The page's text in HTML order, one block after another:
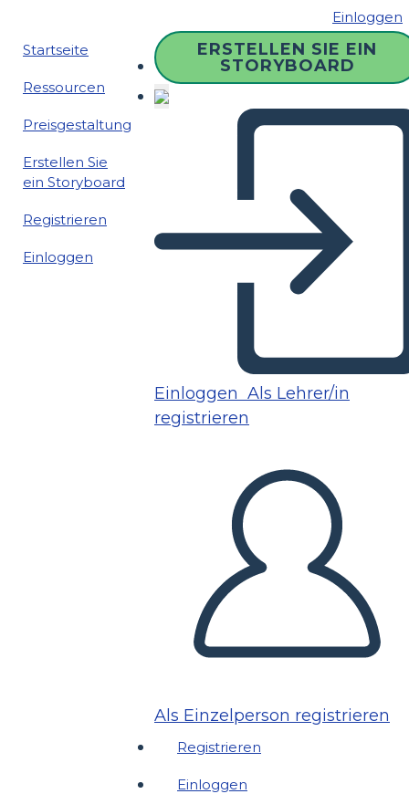
Einloggen
Startseite
Ressourcen
Preisgestaltung
Erstellen Sie
ein Storyboard
Registrieren
Einloggen
ERSTELLEN SIE EIN
STORYBOARD
Einloggen Als Lehrer/in
registrieren
Als Einzelperson registrieren
Registrieren
Einloggen